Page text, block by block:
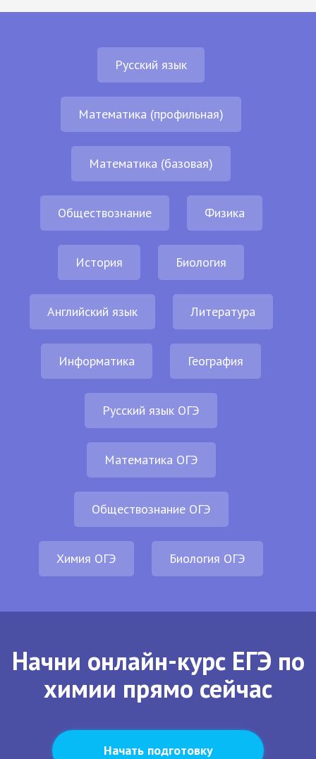
Русский язык
Математика (профильная)
Математика (базовая)
Обществознание Физика
История Биология
Английский язык Литература
Информатика География
Русский язык ОГЭ
Математика ОГЭ
Обществознание ОГЭ
Химия ОГЭ Биология ОГЭ
Начни онлайн-курс ЕГЭ по
химии прямо сейчас
Начать подготовку